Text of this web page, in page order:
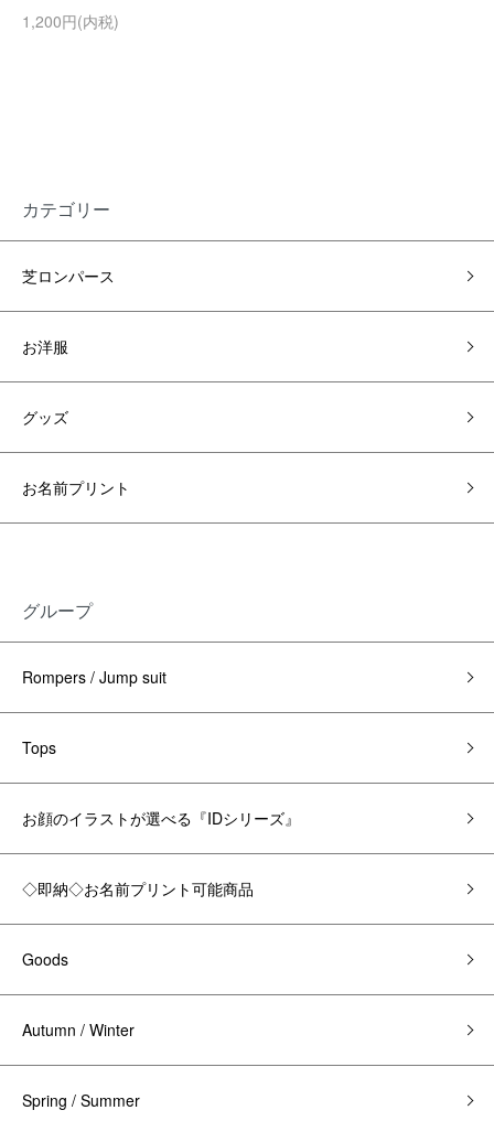
1,200円(内税)
カテゴリー
芝ロンパース
お洋服
グッズ
お名前プリント
グループ
Rompers / Jump suit
Tops
お顔のイラストが選べる『IDシリーズ』
◇即納◇お名前プリント可能商品
Goods
Autumn / Winter
Spring / Summer